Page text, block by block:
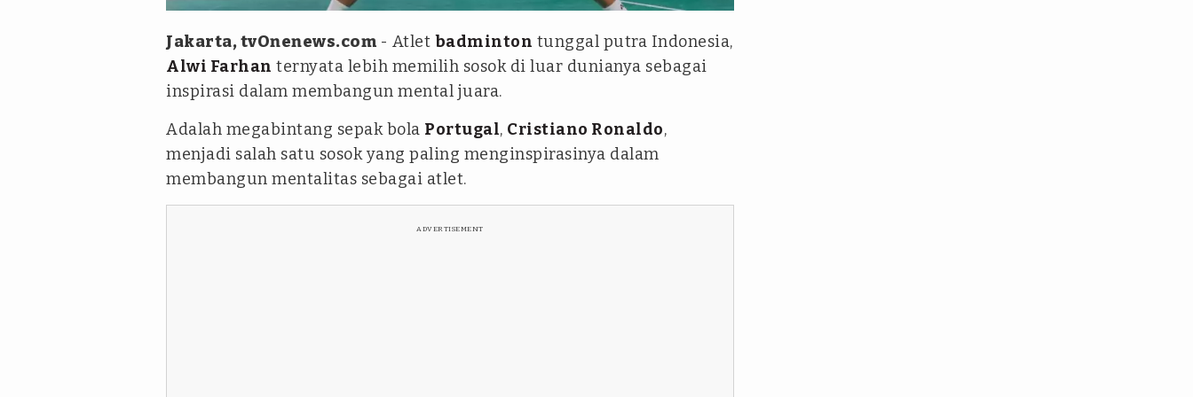
Jakarta, tvOnenews.com - Atlet badminton tunggal putra Indonesia,
Alwi Farhan ternyata lebih memilih sosok di luar dunianya sebagai
inspirasi dalam membangun mental juara.
Adalah megabintang sepak bola Portugal, Cristiano Ronaldo,
menjadi salah satu sosok yang paling menginspirasinya dalam
membangun mentalitas sebagai atlet.
ADVERTISEMENT